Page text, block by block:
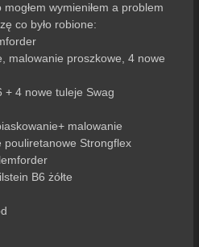
wymieniłem a problem
co było robione:
malowanie proszkowe, 4 nowe
+ 4 nowe tuleje Swag
malowanie
pouliretanowe Strongflex
B6 żółte